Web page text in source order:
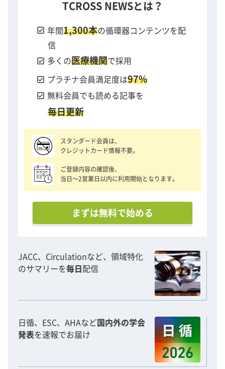
TCROSS NEWSとは？
check_box 年間1,300本の循環器コンテンツを配
信
check_box 多くの医療機関で採用
check_box プラチナ会員満足度は97%
check_box 無料会員でも読める記事を
毎日更新
スタンダード会員は、
クレジットカード情報不要。
ご登録内容の確認後、
当日〜2営業日以内に利用開始となります。
まずは無料で始める
JACC、Circulationなど、領域特化
のサマリーを毎日 配信
日循、ESC、AHAなど国内外の学会
発表を速報でお届け